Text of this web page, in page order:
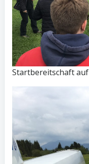
Startbereitschaft